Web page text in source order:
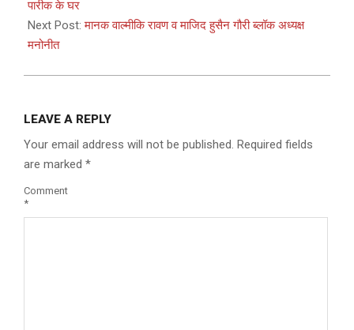
11
पारीक के घर
Next Post:मानक वाल्मीकि रावण व माजिद हुसैन गौरी ब्लॉक अध्यक्ष
मनोनीत
LEAVE A REPLY
Your email address will not be published. Required fields
are marked *
Comment
*